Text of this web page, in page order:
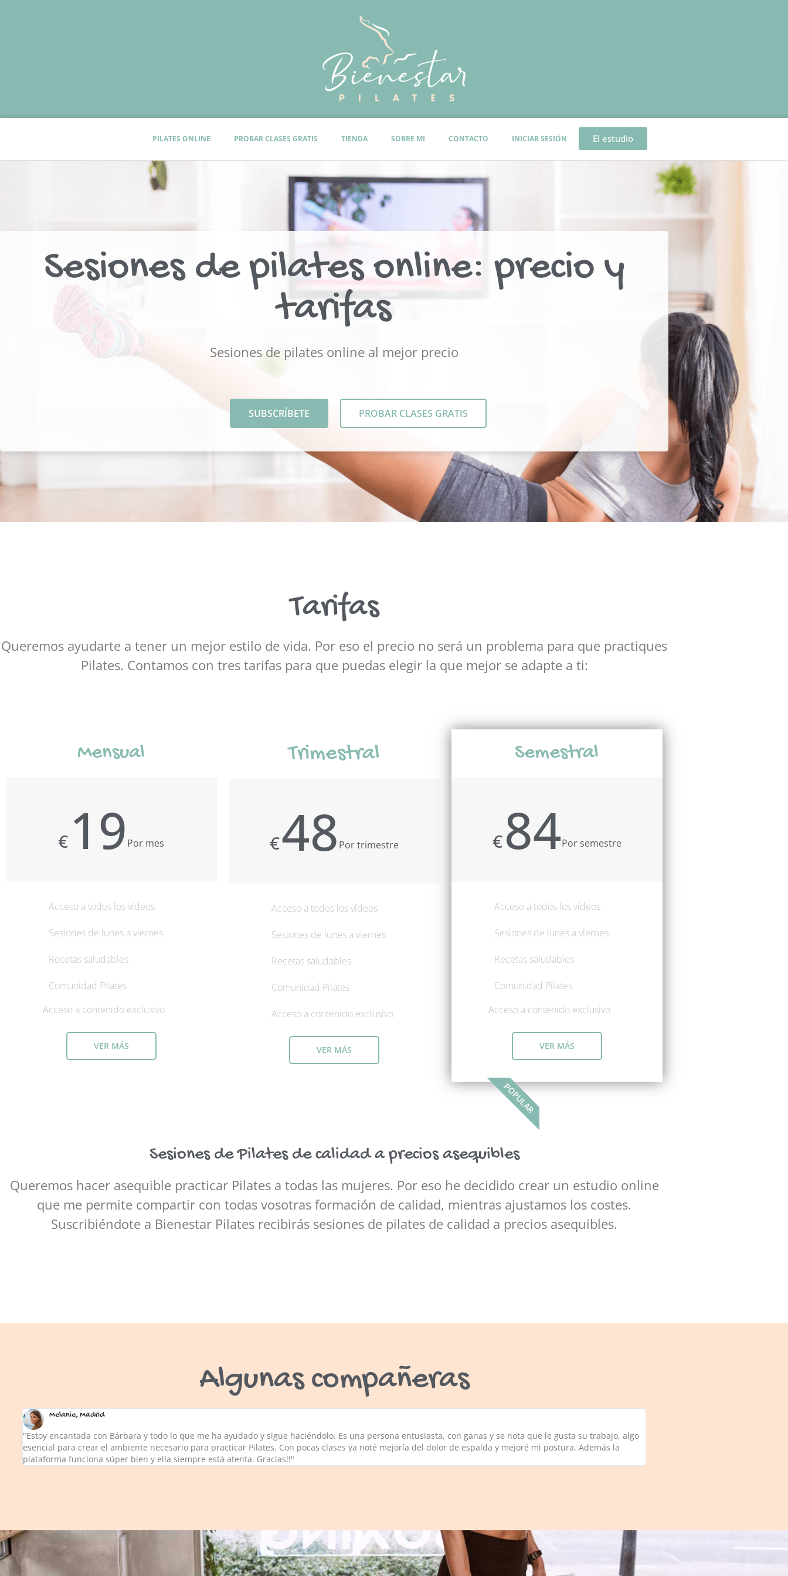
PILATES ONLINE PROBAR CLASES GRATIS TIENDA SOBRE MI CONTACTO INICIAR SESIÓN El estudio
Sesiones de pilates online: precio y
tarifas
Sesiones de pilates online al mejor precio
SUBSCRÍBETE PROBAR CLASES GRATIS
Tarifas
Queremos ayudarte a tener un mejor estilo de vida. Por eso el precio no será un problema para que practiques
Pilates. Contamos con tres tarifas para que puedas elegir la que mejor se adapte a ti:
Mensual
€ 19 Por mes
Acceso a todos los vídeos
Sesiones de lunes a viernes
Recetas saludables
Comunidad Pilates
Acceso a contenido exclusivo
VER MÁS
Trimestral
€48 Por trimestre
Acceso a todos los vídeos
Sesiones de lunes a viernes
Recetas saludables
Comunidad Pilates
Acceso a contenido exclusivo
VER MÁS
Semestral
€84Por semestre
Acceso a todos los vídeos
Sesiones de lunes a viernes
Recetas saludables
Comunidad Pilates
Acceso a contenido exclusivo
VER MÁS
POPULAR
Sesiones de Pilates de calidad a precios asequibles
Queremos hacer asequible practicar Pilates a todas las mujeres. Por eso he decidido crear un estudio online
que me permite compartir con todas vosotras formación de calidad, mientras ajustamos los costes.
Suscribiéndote a Bienestar Pilates recibirás sesiones de pilates de calidad a precios asequibles.
Algunas compañeras
Melanie, Madrid
"Estoy encantada con Bárbara y todo lo que me ha ayudado y sigue haciéndolo. Es una persona entusiasta, con ganas y se nota que le gusta su trabajo, algo
esencial para crear el ambiente necesario para practicar Pilates. Con pocas clases ya noté mejoría del dolor de espalda y mejoré mi postura. Además la
plataforma funciona súper bien y ella siempre está atenta. Gracias!!"